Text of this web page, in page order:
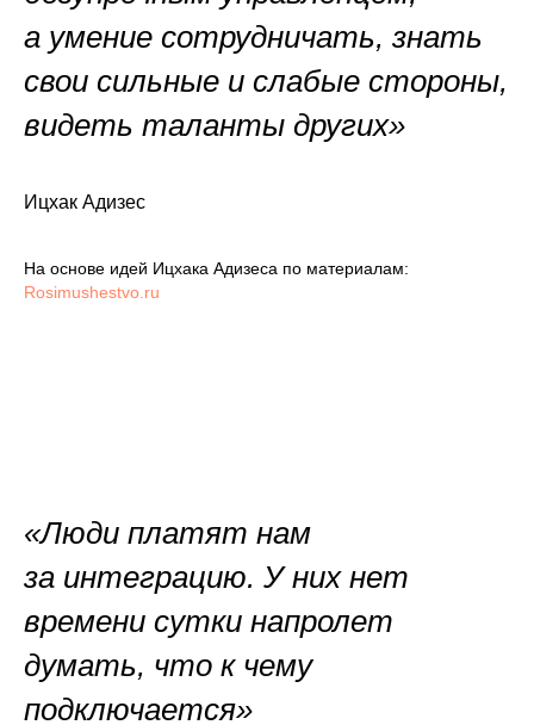
а умение сотрудничать, знать
свои сильные и слабые стороны,
видеть таланты других»
Ицхак Адизес
На основе идей Ицхака Адизеса по материалам:
Rosimushestvo.ru
«Люди платят нам
за интеграцию. У них нет
времени сутки напролет
думать, что к чему
подключается»